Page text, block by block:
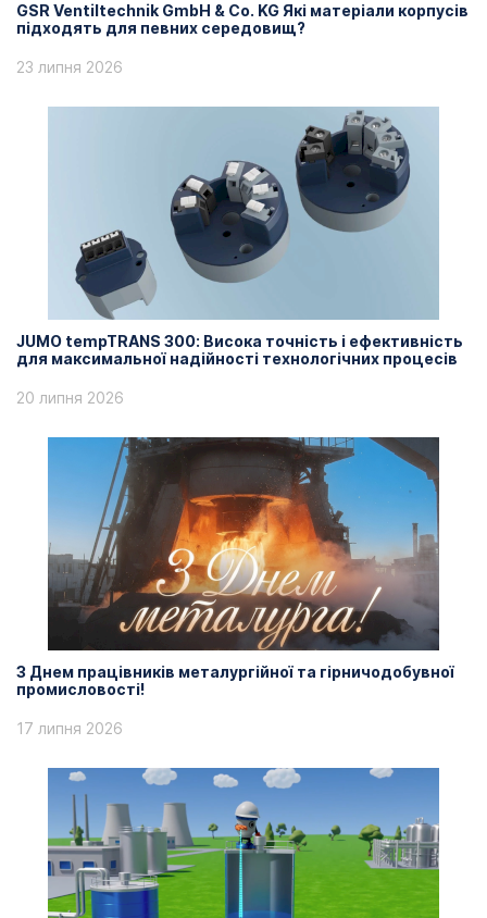
GSR Ventiltechnik GmbH & Co. KG Які матеріали корпусів
підходять для певних середовищ?
23 липня 2026
JUMO tempTRANS 300: Висока точність і ефективність
для максимальної надійності технологічних процесів
20 липня 2026
З Днем працівників металургійної та гірничодобувної
промисловості!
17 липня 2026